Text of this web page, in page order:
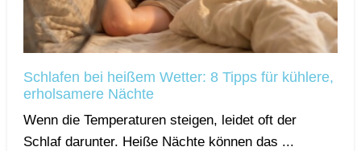
Schlafen bei heißem Wetter: 8 Tipps für kühlere,
erholsamere Nächte
Wenn die Temperaturen steigen, leidet oft der
Schlaf darunter. Heiße Nächte können das ...